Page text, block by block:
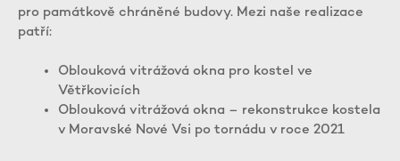
pro památkově chráněné budovy. Mezi naše realizace
patří:
Oblouková vitrážová okna pro kostel ve
Větřkovicích
Oblouková vitrážová okna – rekonstrukce kostela
v Moravské Nové Vsi po tornádu v roce 2021